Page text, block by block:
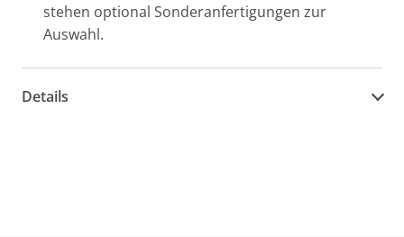
stehen optional Sonderanfertigungen zur
Auswahl.
Details